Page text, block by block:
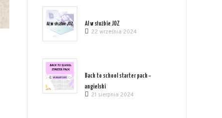
AI w służbie JOZ
22 września 2024
Back to school starter pack –
angielski
21 sierpnia 2024